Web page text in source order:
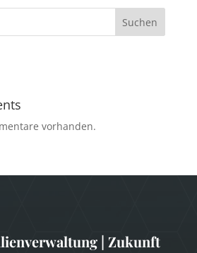
Suchen
vorhanden.
| Zukunft